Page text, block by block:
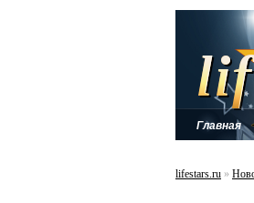
Главная
lifestars.ru »